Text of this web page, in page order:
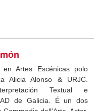
Artes Escénicas polo
Alicia Alonso & URJC.
Textual e
de Galicia. É un dos